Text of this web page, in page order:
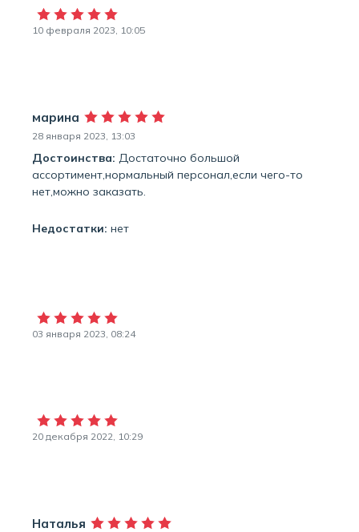
10 февраля 2023, 10:05
марина
28 января 2023, 13:03
Достоинства: Достаточно большой
ассортимент,нормальный персонал,если чего-то
нет,можно заказать.
Недостатки: нет
03 января 2023, 08:24
20 декабря 2022, 10:29
Наталья